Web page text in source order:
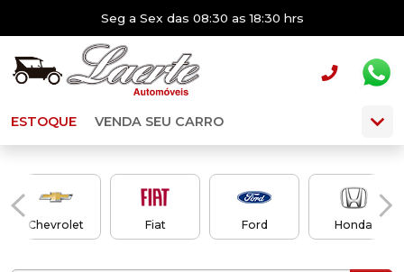
Seg a Sex das 08:30 as 18:30 hrs
ESTOQUE VENDA SEU CARRO
Chevrolet Fiat Ford Honda